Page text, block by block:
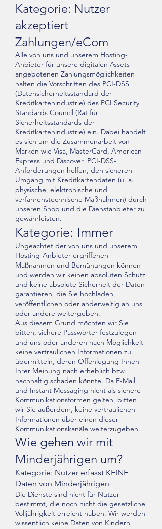
Kategorie: Nutzer
akzeptiert
Zahlungen/eCom
Alle von uns und unserem Hosting-
Anbieter für unsere digitalen Assets
angebotenen Zahlungsmöglichkeiten
halten die Vorschriften des PCI-DSS
(Datensicherheitsstandard der
Kreditkartenindustrie) des PCI Security
Standards Council (Rat für
Sicherheitsstandards der
Kreditkartenindustrie) ein. Dabei handelt
es sich um die Zusammenarbeit von
Marken wie Visa, MasterCard, American
Express und Discover. PCI-DSS-
Anforderungen helfen, den sicheren
Umgang mit Kreditkartendaten (u. a.
physische, elektronische und
verfahrenstechnische Maßnahmen) durch
unseren Shop und die Dienstanbieter zu
gewährleisten.
Kategorie: Immer
Ungeachtet der von uns und unserem
Hosting-Anbieter ergriffenen
Maßnahmen und Bemühungen können
und werden wir keinen absoluten Schutz
und keine absolute Sicherheit der Daten
garantieren, die Sie hochladen,
veröffentlichen oder anderweitig an uns
oder andere weitergeben.
Aus diesem Grund möchten wir Sie
bitten, sichere Passwörter festzulegen
und uns oder anderen nach Möglichkeit
keine vertraulichen Informationen zu
übermitteln, deren Offenlegung Ihnen
Ihrer Meinung nach erheblich bzw.
nachhaltig schaden könnte. Da E-Mail
und Instant Messaging nicht als sichere
Kommunikationsformen gelten, bitten
wir Sie außerdem, keine vertraulichen
Informationen über einen dieser
Kommunikationskanäle weiterzugeben.
Wie gehen wir mit
Minderjährigen um?
Kategorie: Nutzer erfasst KEINE
Daten von Minderjährigen
Die Dienste sind nicht für Nutzer
bestimmt, die noch nicht die gesetzliche
Volljährigkeit erreicht haben. Wir werden
wissentlich keine Daten von Kindern